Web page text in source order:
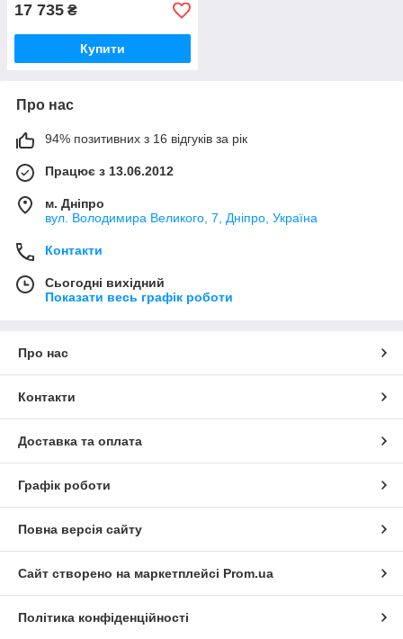
17 735 ₴
Купити
Про нас
94% позитивних з 16 відгуків за рік
Працює з 13.06.2012
м. Дніпро
вул. Володимира Великого, 7, Дніпро, Україна
Контакти
Сьогодні вихідний
Показати весь графік роботи
Про нас
Контакти
Доставка та оплата
Графік роботи
Повна версія сайту
Сайт створено на маркетплейсі Prom.ua
Політика конфіденційності